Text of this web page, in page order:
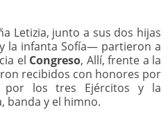
Letizia, junto a sus dos hijas
la infanta Sofía— partieron a
el Congreso, Allí, frente a la
recibidos con honores por
por los tres Ejércitos y la
banda y el himno.